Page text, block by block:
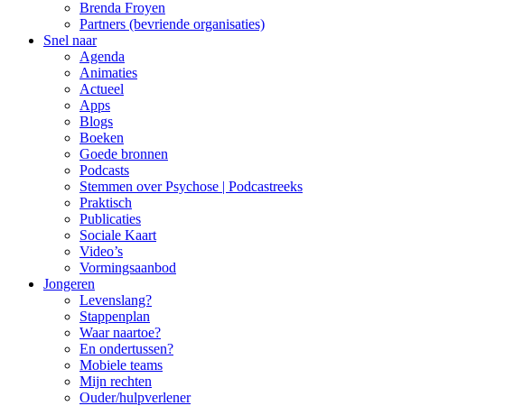
Brenda Froyen
Partners (bevriende organisaties)
Snel naar
Agenda
Animaties
Actueel
Apps
Blogs
Boeken
Goede bronnen
Podcasts
Stemmen over Psychose | Podcastreeks
Praktisch
Publicaties
Sociale Kaart
Video’s
Vormingsaanbod
Jongeren
Levenslang?
Stappenplan
Waar naartoe?
En ondertussen?
Mobiele teams
Mijn rechten
Ouder/hulpverlener